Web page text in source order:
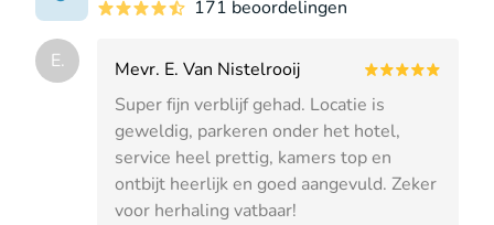
171 beoordelingen
E.
Mevr. E. Van Nistelrooij
Super fijn verblijf gehad. Locatie is
geweldig, parkeren onder het hotel,
service heel prettig, kamers top en
ontbijt heerlijk en goed aangevuld. Zeker
voor herhaling vatbaar!